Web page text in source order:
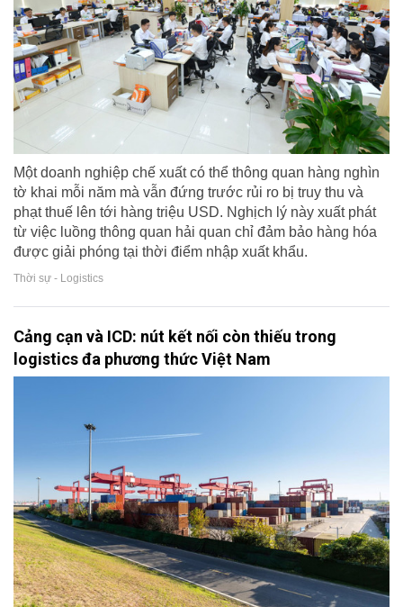
Một doanh nghiệp chế xuất có thể thông quan hàng nghìn
tờ khai mỗi năm mà vẫn đứng trước rủi ro bị truy thu và
phạt thuế lên tới hàng triệu USD. Nghịch lý này xuất phát
từ việc luồng thông quan hải quan chỉ đảm bảo hàng hóa
được giải phóng tại thời điểm nhập xuất khẩu.
Thời sự - Logistics
Cảng cạn và ICD: nút kết nối còn thiếu trong
logistics đa phương thức Việt Nam